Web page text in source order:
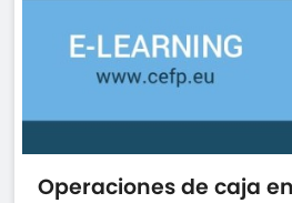
Operaciones de caja